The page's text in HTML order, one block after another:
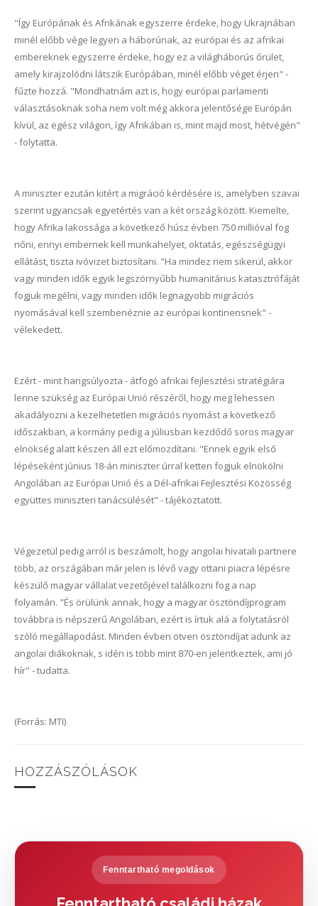
"Így Európának és Afrikának egyszerre érdeke, hogy Ukrajnában
minél előbb vége legyen a háborúnak, az európai és az afrikai
embereknek egyszerre érdeke, hogy ez a világháborús őrület,
amely kirajzolódni látszik Európában, minél előbb véget érjen" -
fűzte hozzá. "Mondhatnám azt is, hogy európai parlamenti
választásoknak soha nem volt még akkora jelentősége Európán
kívül, az egész világon, így Afrikában is, mint majd most, hétvégén"
- folytatta.
A miniszter ezután kitért a migráció kérdésére is, amelyben szavai
szerint ugyancsak egyetértés van a két ország között. Kiemelte,
hogy Afrika lakossága a következő húsz évben 750 millióval fog
nőni, ennyi embernek kell munkahelyet, oktatás, egészségügyi
ellátást, tiszta ivóvizet biztosítani. "Ha mindez nem sikerül, akkor
vagy minden idők egyik legszörnyűbb humanitárius katasztrófáját
fogjuk megélni, vagy minden idők legnagyobb migrációs
nyomásával kell szembenéznie az európai kontinensnek" -
vélekedett.
Ezért - mint hangsúlyozta - átfogó afrikai fejlesztési stratégiára
lenne szükség az Európai Unió részéről, hogy meg lehessen
akadályozni a kezelhetetlen migrációs nyomást a következő
időszakban, a kormány pedig a júliusban kezdődő soros magyar
elnökség alatt készen áll ezt előmozdítani. "Ennek egyik első
lépéseként június 18-án miniszter úrral ketten fogjuk elnökölni
Angolában az Európai Unió és a Dél-afrikai Fejlesztési Közösség
együttes miniszteri tanácsülését" - tájékoztatott.
Végezetül pedig arról is beszámolt, hogy angolai hivatali partnere
több, az országában már jelen is lévő vagy ottani piacra lépésre
készülő magyar vállalat vezetőjével találkozni fog a nap
folyamán. "És örülünk annak, hogy a magyar ösztöndíjprogram
továbbra is népszerű Angolában, ezért is írtuk alá a folytatásról
szóló megállapodást. Minden évben ötven ösztöndíjat adunk az
angolai diákoknak, s idén is több mint 870-en jelentkeztek, ami jó
hír" - tudatta.
(Forrás: MTI)
HOZZÁSZÓLÁSOK
Fenntartható megoldások